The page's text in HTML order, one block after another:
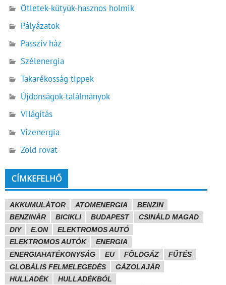
Ötletek-kütyük-hasznos holmik
Pályázatok
Passzív ház
Szélenergia
Takarékosság tippek
Újdonságok-találmányok
Világítás
Vízenergia
Zöld rovat
CÍMKEFELHŐ
AKKUMULÁTOR ATOMENERGIA
BENZIN
BENZINÁR
BICIKLI BUDAPEST
CSINÁLD MAGAD
DIY
E.ON
ELEKTROMOS AUTÓ
ELEKTROMOS AUTÓK
ENERGIA
ENERGIAHATÉKONYSÁG
EU FÖLDGÁZ
FŰTÉS
GLOBÁLIS FELMELEGEDÉS
GÁZOLAJÁR
HULLADÉK
HULLADÉKBÓL